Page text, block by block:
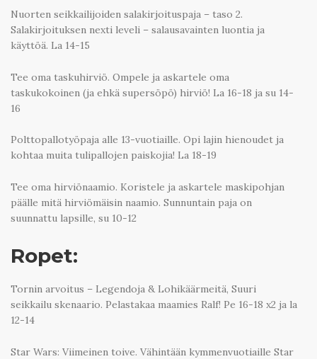
Nuorten seikkailijoiden salakirjoituspaja – taso 2.
Salakirjoituksen nexti leveli – salausavainten luontia ja
käyttöä. La 14-15
Tee oma taskuhirviö. Ompele ja askartele oma
taskukokoinen (ja ehkä supersöpö) hirviö! La 16-18 ja su 14-
16
Polttopallotyöpaja alle 13-vuotiaille. Opi lajin hienoudet ja
kohtaa muita tulipallojen paiskojia! La 18-19
Tee oma hirviönaamio. Koristele ja askartele maskipohjan
päälle mitä hirviömäisin naamio. Sunnuntain paja on
suunnattu lapsille, su 10-12
Ropet:
Tornin arvoitus – Legendoja & Lohikäärmeitä, Suuri
seikkailu skenaario. Pelastakaa maamies Ralf! Pe 16-18 x2 ja la
12-14
Star Wars: Viimeinen toive. Vähintään kymmenvuotiaille Star